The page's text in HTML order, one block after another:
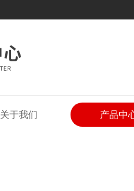
关于我们 产品中